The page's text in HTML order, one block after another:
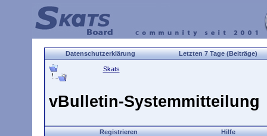
Datenschutzerklärung Letzten 7 Tage (Beiträge)
Skats
vBulletin-Systemmitteilung
Registrieren Hilfe